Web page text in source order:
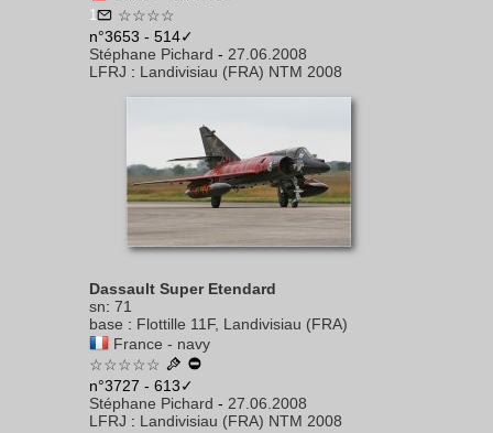
1
☆☆☆☆
n°3653 - 514✓
Stéphane Pichard - 27.06.2008
LFRJ : Landivisiau (FRA) NTM 2008
Dassault Super Etendard
sn: 71
base : Flottille 11F, Landivisiau (FRA)
France - navy
☆☆☆☆☆
n°3727 - 613✓
Stéphane Pichard - 27.06.2008
LFRJ : Landivisiau (FRA) NTM 2008